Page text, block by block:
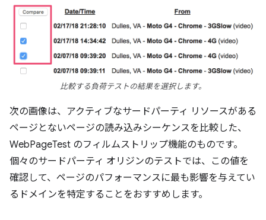
比較する負荷テストの結果を選択します。
次の画像は、アクティブなサードパーティ リソースがある
ページとないページの読み込みシーケンスを比較した、
WebPageTest のフィルムストリップ機能のものです。
個々のサードパーティ オリジンのテストでは、この値を
確認して、ページのパフォーマンスに最も影響を与えてい
るドメインを特定することをおすすめします。